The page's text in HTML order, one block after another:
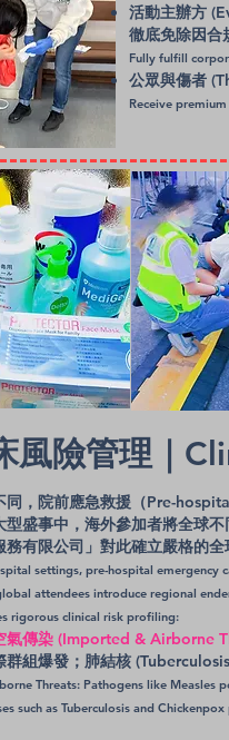
活動主辦方
徹底免除因合
Fully fulfill
公眾與傷者
Receive
風險管理｜
同，院前應急救援（Pre-
型盛事中，海外參加者將全球
務有限公司」對此確立嚴格的
settings, pre-hospital
attendees introduce regional
rigorous clinical risk profiling:
氣傳染 (Imported & Airborne
群組爆發；肺結核
Threats: Pathogens like Measles
such as Tuberculosis and